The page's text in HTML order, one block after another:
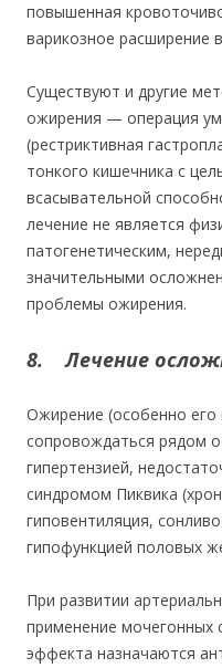
повышенная
варикозное расширение
Существуют и другие
ожирения — операция
(рестриктивная
тонкого кишечника с
всасывательной
лечение не является
патогенетическим,
значительными
проблемы ожирения.
8. Лечение
Ожирение (особенно
сопровождаться рядом
гипертензией,
синдромом Пиквика
гиповентиляция,
гипофункцией половых
При развитии
применение мочегонных
эффекта назначаются